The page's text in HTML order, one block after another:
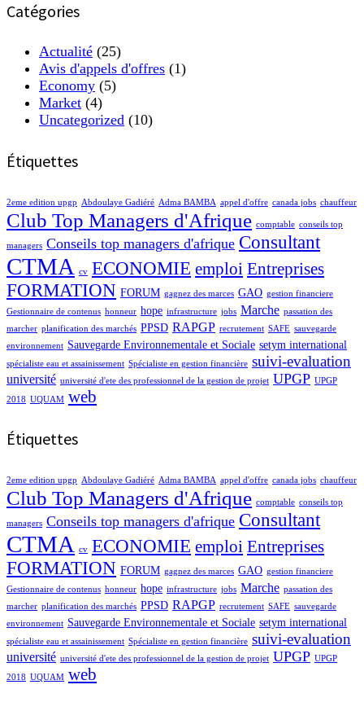
Catégories
Actualité (25)
Avis d'appels d'offres (1)
Economy (5)
Market (4)
Uncategorized (10)
Étiquettes
2eme edition upgp Abdoulaye Gadiéré Adma BAMBA appel d'offre canada jobs chauffeur
Club Top Managers d'Afrique comptable conseils top
managers Conseils top managers d'afrique Consultant
CTMA cv ECONOMIE emploi Entreprises
FORMATION FORUM gagnez des marces GAO gestion financiere
Gestionnaire de contenus honneur hope infrastructure jobs Marche passation des
marcher planification des marchés PPSD RAPGP recrutement SAFE sauvegarde
environnement Sauvegarde Environnementale et Sociale setym international
spécialiste eau et assainissement Spécialiste en gestion financière suivi-evaluation
université université d'ete des professionnel de la gestion de projet UPGP UPGP
2018 UQUAM web
Étiquettes
2eme edition upgp Abdoulaye Gadiéré Adma BAMBA appel d'offre canada jobs chauffeur
Club Top Managers d'Afrique comptable conseils top
managers Conseils top managers d'afrique Consultant
CTMA cv ECONOMIE emploi Entreprises
FORMATION FORUM gagnez des marces GAO gestion financiere
Gestionnaire de contenus honneur hope infrastructure jobs Marche passation des
marcher planification des marchés PPSD RAPGP recrutement SAFE sauvegarde
environnement Sauvegarde Environnementale et Sociale setym international
spécialiste eau et assainissement Spécialiste en gestion financière suivi-evaluation
université université d'ete des professionnel de la gestion de projet UPGP UPGP
2018 UQUAM web